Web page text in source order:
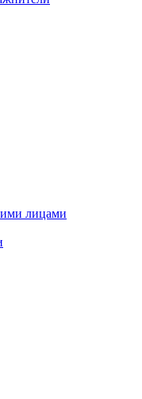
лицами